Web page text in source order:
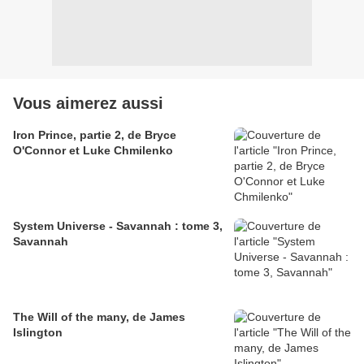
Vous aimerez aussi
Iron Prince, partie 2, de Bryce
O'Connor et Luke Chmilenko
System Universe - Savannah : tome 3,
Savannah
The Will of the many, de James
Islington